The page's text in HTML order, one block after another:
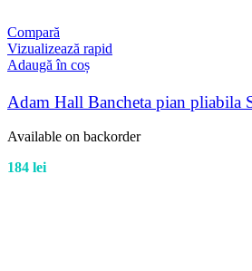
Compară
Vizualizează rapid
Adaugă în coș
Adam Hall Bancheta pian pliabila
Available on backorder
184 lei